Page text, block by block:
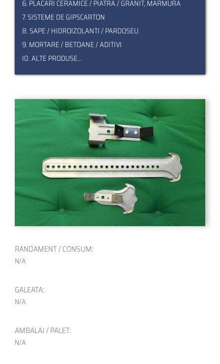
6. PLACARI CERAMICE / PIATRA / GRANIT, MARMURA
7. SISTEME DE GIPSCARTON
8. SAPE / HIDROIZOLANTI / PARDOSEU
9. MORTARE / BETOANE / ADITIVI
I0. ALTE PRODUSE...
RANDAMENT / CONSUM:
N/A
GALEATA:
N/A
AMBALAJ / PALET:
N/A